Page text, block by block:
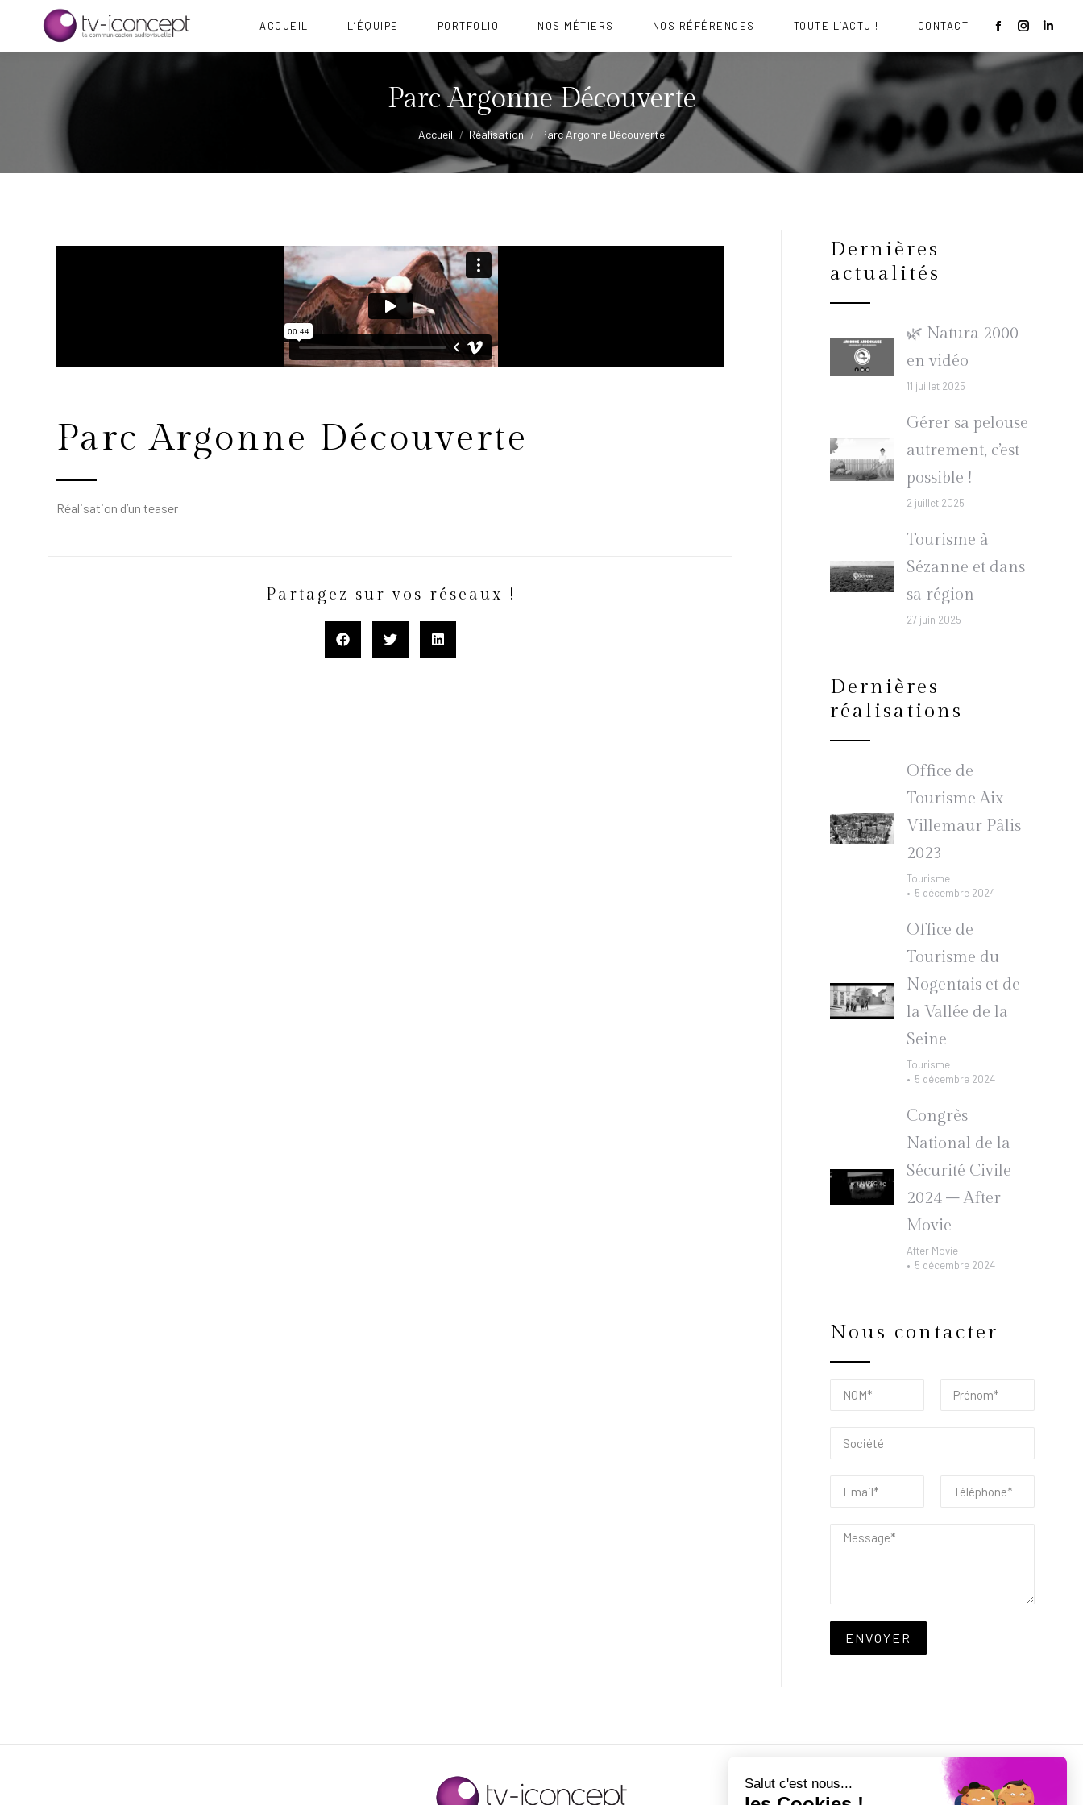
ACCUEIL L’ÉQUIPE PORTFOLIO NOS MÉTIERS NOS RÉFÉRENCES TOUTE L’ACTU ! CONTACT
Parc Argonne Découverte
Vous êtes ici :
Accueil Réalisation Parc Argonne Découverte
Parc Argonne Découverte
Réalisation d’un teaser
Partagez sur vos réseaux !
Dernières
actualités
🌿 Natura 2000
en vidéo
11 juillet 2025
Gérer sa pelouse
autrement, c’est
possible !
2 juillet 2025
Tourisme à
Sézanne et dans
sa région
27 juin 2025
Dernières
réalisations
Office de
Tourisme Aix
Villemaur Pâlis
2023
Tourisme
5 décembre 2024
Office de
Tourisme du
Nogentais et de
la Vallée de la
Seine
Tourisme
5 décembre 2024
Congrès
National de la
Sécurité Civile
2024 – After
Movie
After Movie
5 décembre 2024
Nous contacter
ENVOYER